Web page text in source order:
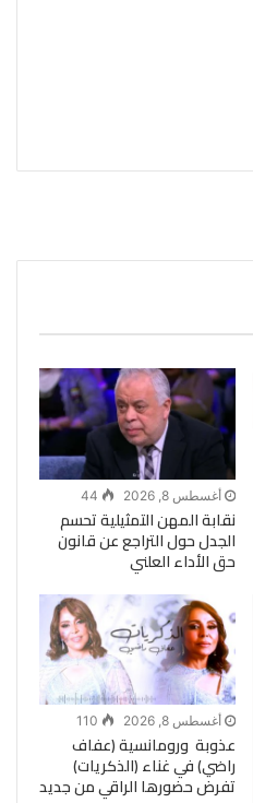
أغسطس 8, 2026 44
نقابة المهن التمثيلية تحسم
الجدل حول التراجع عن قانون
حق الأداء العلني
أغسطس 8, 2026 110
عذوبة ورومانسية (عفاف
راضي) في غناء (الذكريات)
تفرض حضورها الراقي من جديد